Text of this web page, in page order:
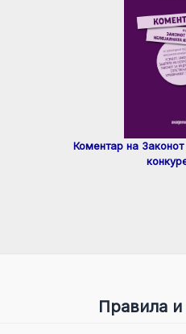
Коментар на Законот
Правила